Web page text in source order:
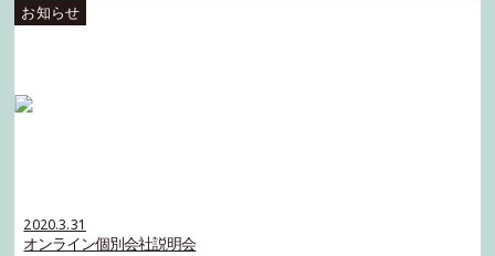
2020.3.31
オンライン個別会社説明会